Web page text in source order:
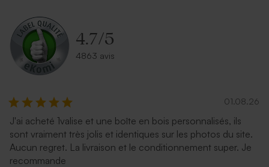
Enveloppe naissance crème
autocollante
Enveloppe naissance
terracotta
4.7/5
4863 avis
01.08.26
J'ai acheté 1valise et une boîte en bois personnalisés, ils
sont vraiment très jolis et identiques sur les photos du site.
Aucun regret. La livraison et le conditionnement super. Je
recommande